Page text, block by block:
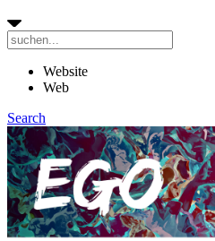
Website
Web
Search